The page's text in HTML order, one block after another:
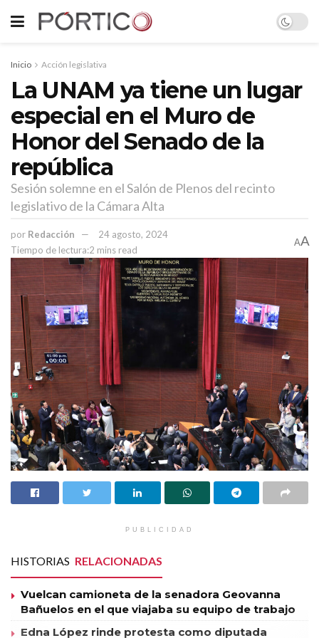
Inicio Acción legislativa
La UNAM ya tiene un lugar
especial en el Muro de
Honor del Senado de la
república
Sesión solemne en el Salón de Plenos del recinto
legislativo de la Cámara Alta
por Redacción
24 agosto, 2024
Tiempo de lectura:2 mins read
AA
PUBLICIDAD
HISTORIAS RELACIONADAS
Vuelcan camioneta de la senadora Geovanna
Bañuelos en el que viajaba su equipo de trabajo
Edna López rinde protesta como diputada